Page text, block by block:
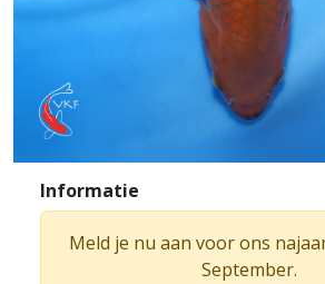
Informatie
Meld je nu aan voor ons
September.